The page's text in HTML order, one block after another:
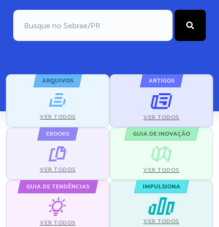
ARQUIVOS
VER TODOS
ARTIGOS
VER TODOS
EBOOKS
VER TODOS
GUIA DE INOVAÇÃO
VER TODOS
GUIA DE TENDÊNCIAS
VER TODOS
IMPULSIONA
VER TODOS